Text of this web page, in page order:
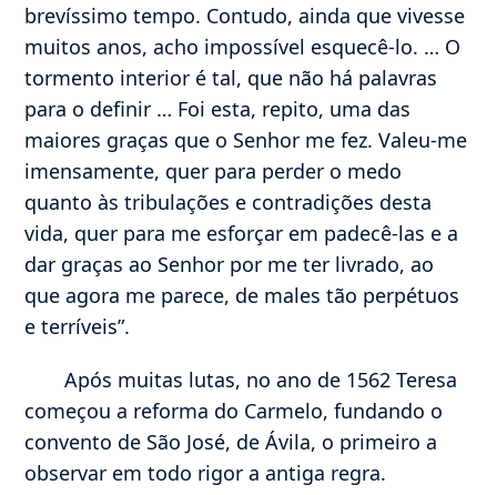
brevíssimo tempo. Contudo, ainda que vivesse
muitos anos, acho impossível esquecê-lo. … O
tormento interior é tal, que não há palavras
para o definir … Foi esta, repito, uma das
maiores graças que o Senhor me fez. Valeu-me
imensamente, quer para perder o medo
quanto às tribulações e contradições desta
vida, quer para me esforçar em padecê-las e a
dar graças ao Senhor por me ter livrado, ao
que agora me parece, de males tão perpétuos
e terríveis”.
Após muitas lutas, no ano de 1562 Teresa
começou a reforma do Carmelo, fundando o
convento de São José, de Ávila, o primeiro a
observar em todo rigor a antiga regra.